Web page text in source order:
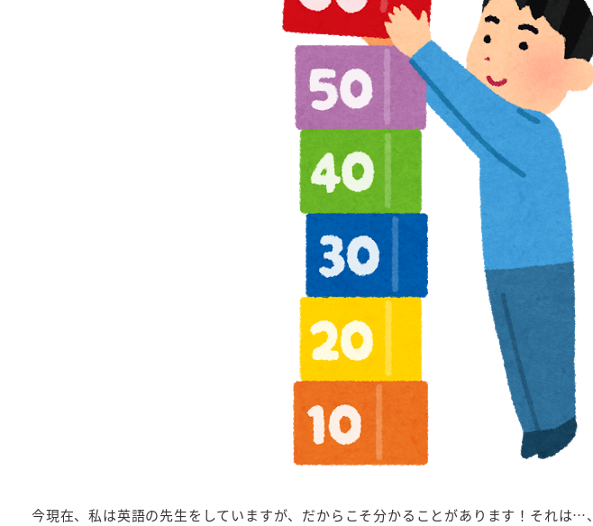
今現在、私は英語の先生をしていますが、だからこそ分かることがあります！それは…、